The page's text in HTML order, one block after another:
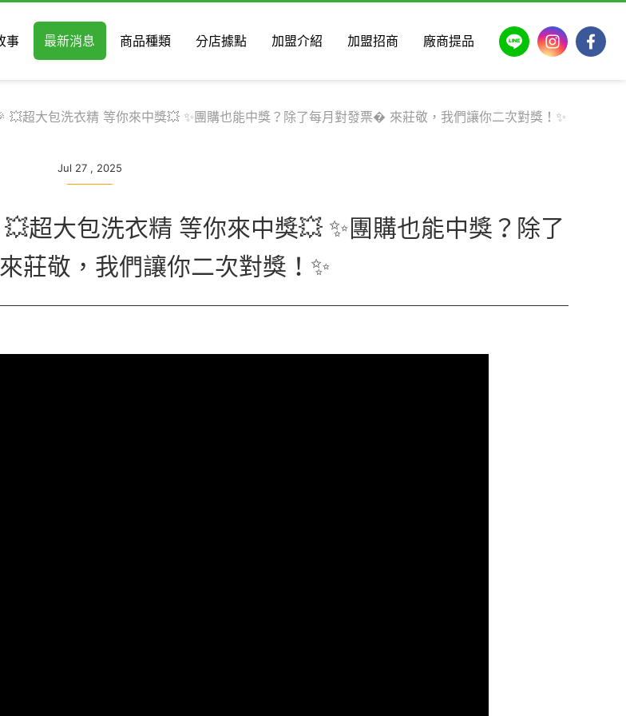
LINE Instagram
事 最新消息 商品種類 分店據點 加盟介紹 加盟招商 廠商提品
💥超大包洗衣精 等你來中獎💥 ✨團購也能中獎？除了每月對發票� 來莊敬，我們讓你二次對獎！✨
Jul 27 , 2025
超大包洗衣精 等你來中獎💥 ✨團購也能中獎？除了
莊敬，我們讓你二次對獎！✨